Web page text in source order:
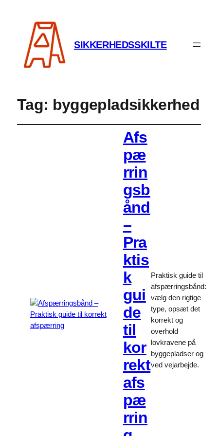
SIKKERHEDSSKILTE
Tag: byggepladsikkerhed
Afs
pæ
rrin
gsb
ånd
–
Pra
ktis
k
gui
de
til
kor
rekt
afs
pæ
rrin
Praktisk guide til
afspærringsbånd:
vælg den rigtige
type, opsæt det
korrekt og
overhold
lovkravene på
byggepladser og
ved vejarbejde.